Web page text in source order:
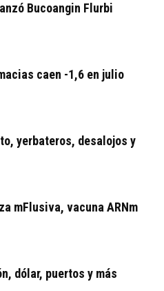
Bucoangin Flurbi
caen -1,6 en julio
yerbateros, desalojos y
mFlusiva, vacuna ARNm
dólar, puertos y más